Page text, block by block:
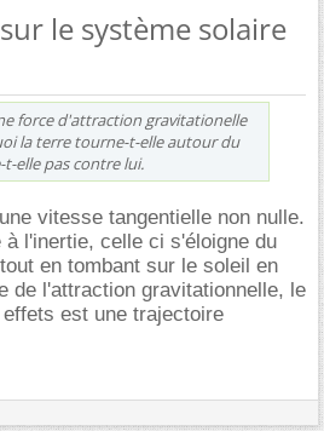
le système solaire
force d'attraction gravitationelle
la terre tourne-t-elle autour du
t-elle pas contre lui.
vitesse tangentielle non nulle.
à l'inertie, celle ci s'éloigne du
en tombant sur le soleil en
de l'attraction gravitationnelle, le
est une trajectoire